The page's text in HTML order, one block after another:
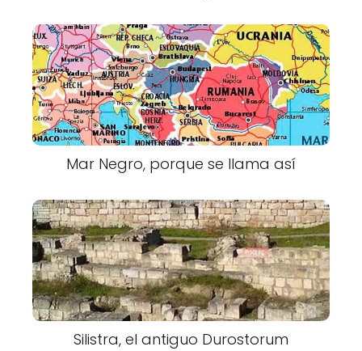
Mar Negro, porque se llama así
Silistra, el antiguo Durostorum